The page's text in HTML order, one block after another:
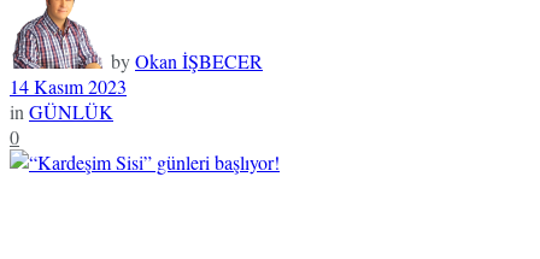
byOkan İŞBECER
14 Kasım 2023
in GÜNLÜK
0